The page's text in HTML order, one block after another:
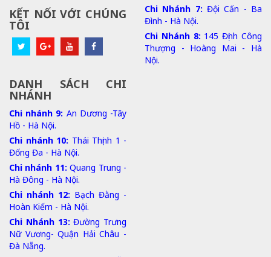
KẾT NỐI VỚI CHÚNG
TÔI
Chi Nhánh 7: Đội Cấn - Ba
Đình - Hà Nội.
Chi Nhánh 8: 145 Định Công
Thượng - Hoàng Mai - Hà
Nội.
DANH SÁCH CHI
NHÁNH
Chi nhánh 9: An Dương -Tây
Hồ - Hà Nội.
Chi nhánh 10: Thái Thịnh 1 -
Đống Đa - Hà Nội.
Chi nhánh 11: Quang Trung -
Hà Đông - Hà Nội.
Chi nhánh 12: Bạch Đằng -
Hoàn Kiếm - Hà Nội.
Chi Nhánh 13: Đường Trưng
Nữ Vương- Quận Hải Châu -
Đà Nẵng.